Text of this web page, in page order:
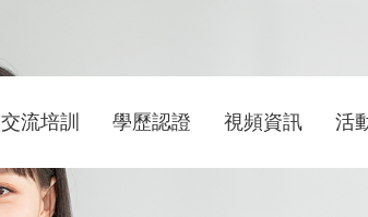
交流培訓 學歷認證 視頻資訊 活